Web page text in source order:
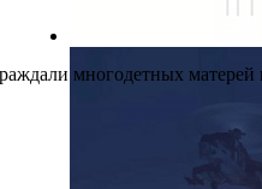
многодетных матерей